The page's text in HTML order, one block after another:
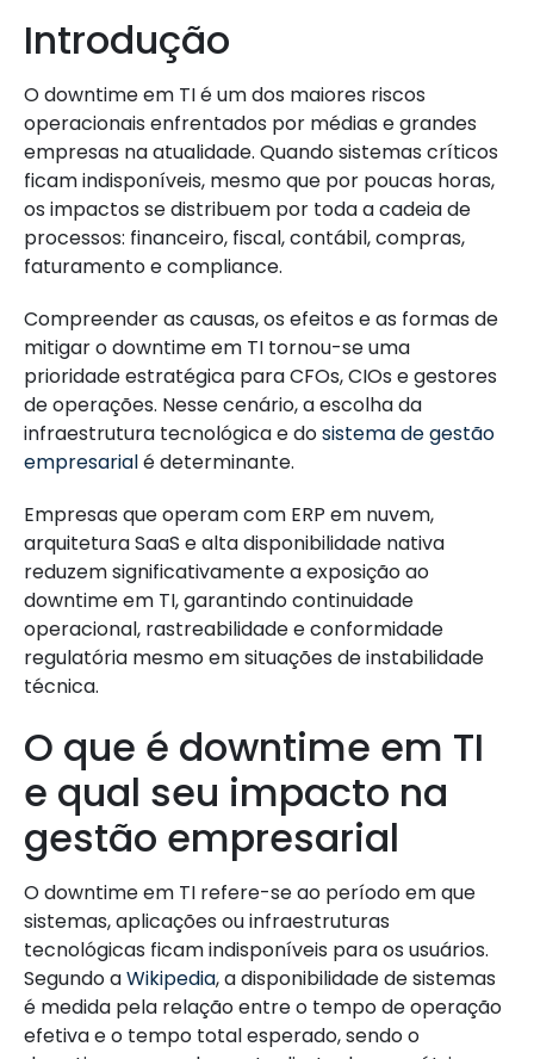
Introdução
O downtime em TI é um dos maiores riscos
operacionais enfrentados por médias e grandes
empresas na atualidade. Quando sistemas críticos
ficam indisponíveis, mesmo que por poucas horas,
os impactos se distribuem por toda a cadeia de
processos: financeiro, fiscal, contábil, compras,
faturamento e compliance.
Compreender as causas, os efeitos e as formas de
mitigar o downtime em TI tornou-se uma
prioridade estratégica para CFOs, CIOs e gestores
de operações. Nesse cenário, a escolha da
infraestrutura tecnológica e dosistema de gestão
empresarialé determinante.
Empresas que operam com ERP em nuvem,
arquitetura SaaS e alta disponibilidade nativa
reduzem significativamente a exposição ao
downtime em TI, garantindo continuidade
operacional, rastreabilidade e conformidade
regulatória mesmo em situações de instabilidade
técnica.
O que é downtime em TI
e qual seu impacto na
gestão empresarial
O downtime em TI refere-se ao período em que
sistemas, aplicações ou infraestruturas
tecnológicas ficam indisponíveis para os usuários.
Segundo aWikipedia, a disponibilidade de sistemas
é medida pela relação entre o tempo de operação
efetiva e o tempo total esperado, sendo o